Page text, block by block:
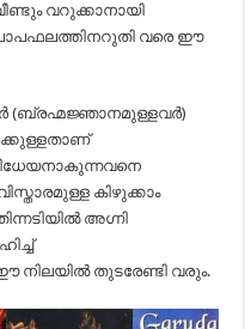
വറുക്കാനായി
പാപഫലത്തിനറുതി വരെ ഈ
(ബ്രഹ്മജ്ഞാനമുള്ളവർ)
കിഴുക്കാം
അഗ്നി
നിലയിൽ തുടരേണ്ടി വരും.